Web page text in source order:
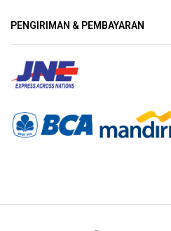
PENGIRIMAN & PEMBAYARAN